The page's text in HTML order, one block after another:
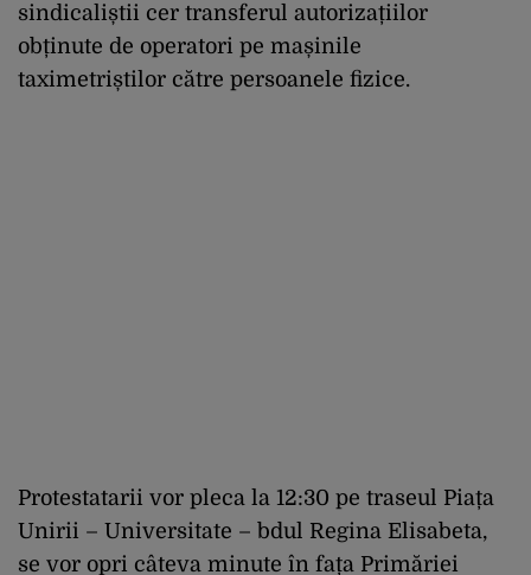
sindicaliștii cer transferul autorizațiilor
obținute de operatori pe mașinile
taximetriștilor către persoanele fizice.
Protestatarii vor pleca la 12:30 pe traseul Piața
Unirii – Universitate – bdul Regina Elisabeta,
se vor opri câteva minute în fața Primăriei